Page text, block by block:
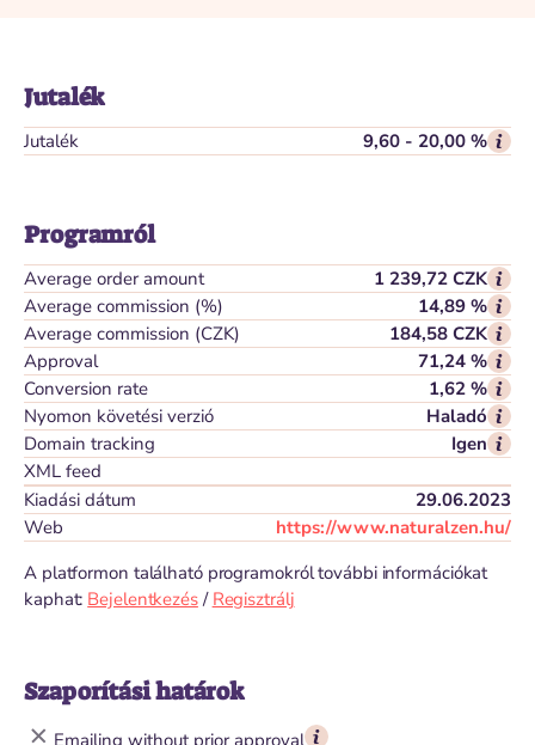
Jutalék
Jutalék 9,60 - 20,00 %
Programról
Average order amount
1 239,72 CZK
Average commission (%)
14,89 %
Average commission (CZK)
184,58 CZK
Approval
71,24 %
Conversion rate
1,62 %
Nyomon követési verzió
Haladó
Domain tracking
Igen
XML feed
Kiadási dátum
29.06.2023
Web
https://www.naturalzen.hu/
A platformon található programokról további információkat
kaphat: Bejelentkezés/ Regisztrálj
Szaporítási határok
Emailing without prior approval